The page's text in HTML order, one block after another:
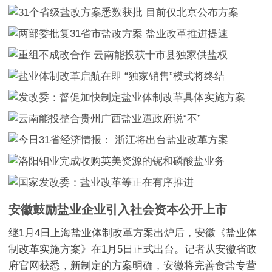
安徽鼓励盐业企业引入社会资本公开上市
继1月4日上海盐业体制改革方案出炉后，安徽《盐业体
制改革实施方案》在1月5日正式出台。记者从安徽省政
府官网获悉，新制定的方案明确，安徽将完善食盐专营